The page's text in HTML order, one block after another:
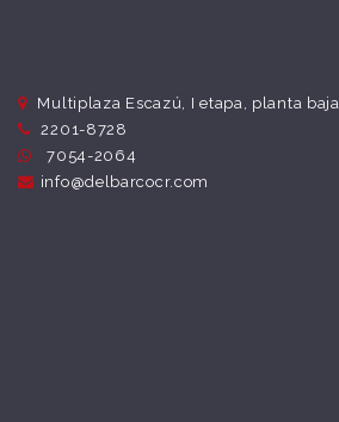
Multiplaza Escazú, I etapa, planta baja
2201-8728
7054-2064
info@delbarcocr.com